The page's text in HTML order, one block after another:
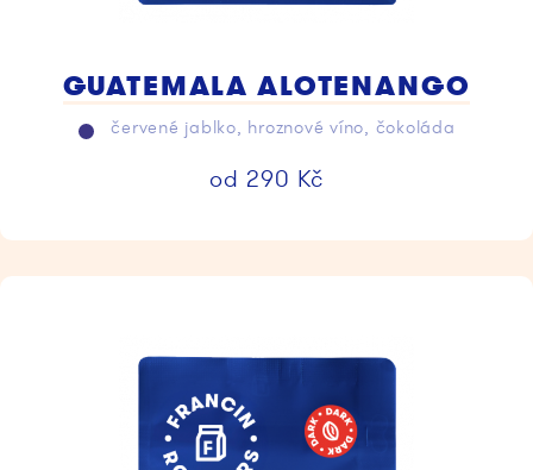
GUATEMALA ALOTENANGO
červené jablko, hroznové víno, čokoláda
od 290 Kč